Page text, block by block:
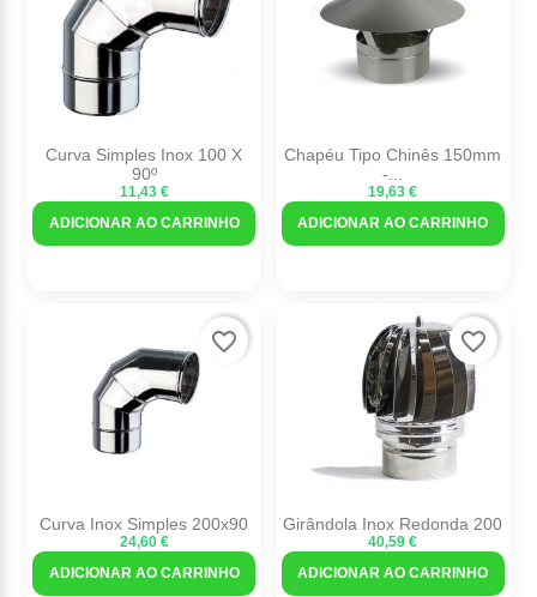
Curva Simples Inox 100 X
90º
11,43 €
ADICIONAR AO CARRINHO
Chapéu Tipo Chinês 150mm
-...
19,63 €
ADICIONAR AO CARRINHO
Curva Inox Simples 200x90
24,60 €
ADICIONAR AO CARRINHO
favorite_border
Girândola Inox Redonda 200
40,59 €
ADICIONAR AO CARRINHO
favorite_border